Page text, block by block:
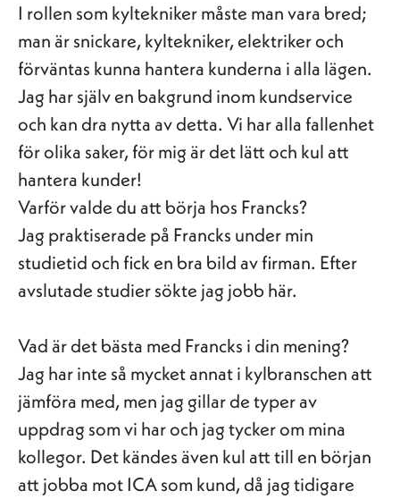
I rollen som kyltekniker måste man vara bred;
man är snickare, kyltekniker, elektriker och
förväntas kunna hantera kunderna i alla lägen.
Jag har själv en bakgrund inom kundservice
och kan dra nytta av detta. Vi har alla fallenhet
för olika saker, för mig är det lätt och kul att
hantera kunder!
Varför valde du att börja hos Francks?
Jag praktiserade på Francks under min
studietid och fick en bra bild av firman. Efter
avslutade studier sökte jag jobb här.
Vad är det bästa med Francks i din mening?
Jag har inte så mycket annat i kylbranschen att
jämföra med, men jag gillar de typer av
uppdrag som vi har och jag tycker om mina
kollegor. Det kändes även kul att till en början
att jobba mot ICA som kund, då jag tidigare